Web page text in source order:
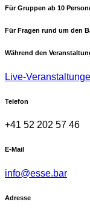
Für Gruppen ab 10
Für Fragen rund um den
Während den
Live-
Telefon
+41 52 202 57 46
E-Mail
info@esse.bar
Adresse